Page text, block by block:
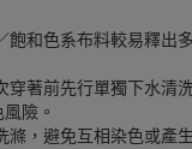
和色系布料較易釋出
著前先行單獨下水清
險。
，避免互相染色或產